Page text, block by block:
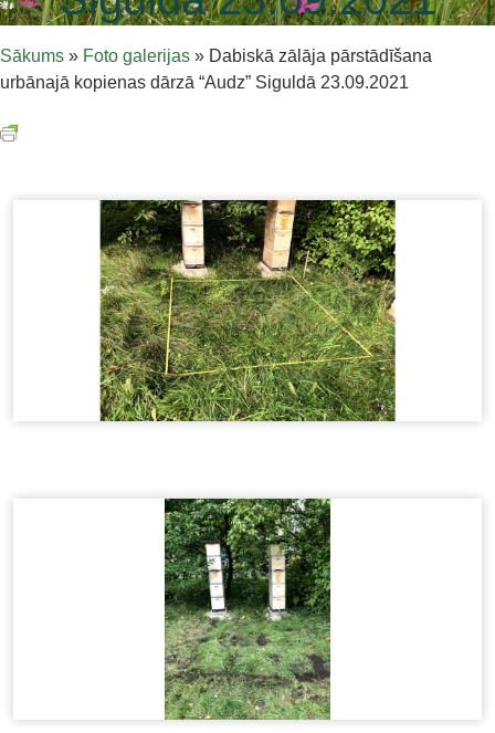
Sākums » Foto galerijas » Dabiskā zālāja pārstādīšana
urbānajā kopienas dārzā “Audz” Siguldā 23.09.2021